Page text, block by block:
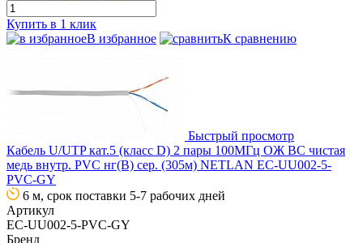
Купить в 1 клик
В избранное
К сравнению
Быстрый просмотр
Кабель U/UTP кат.5 (класс D) 2 пары 100МГц ОЖ BC чистая
медь внутр. PVC нг(B) сер. (305м) NETLAN EC-UU002-5-
PVC-GY
6 м, срок поставки 5-7 рабочих дней
Артикул
EC-UU002-5-PVC-GY
Бренд